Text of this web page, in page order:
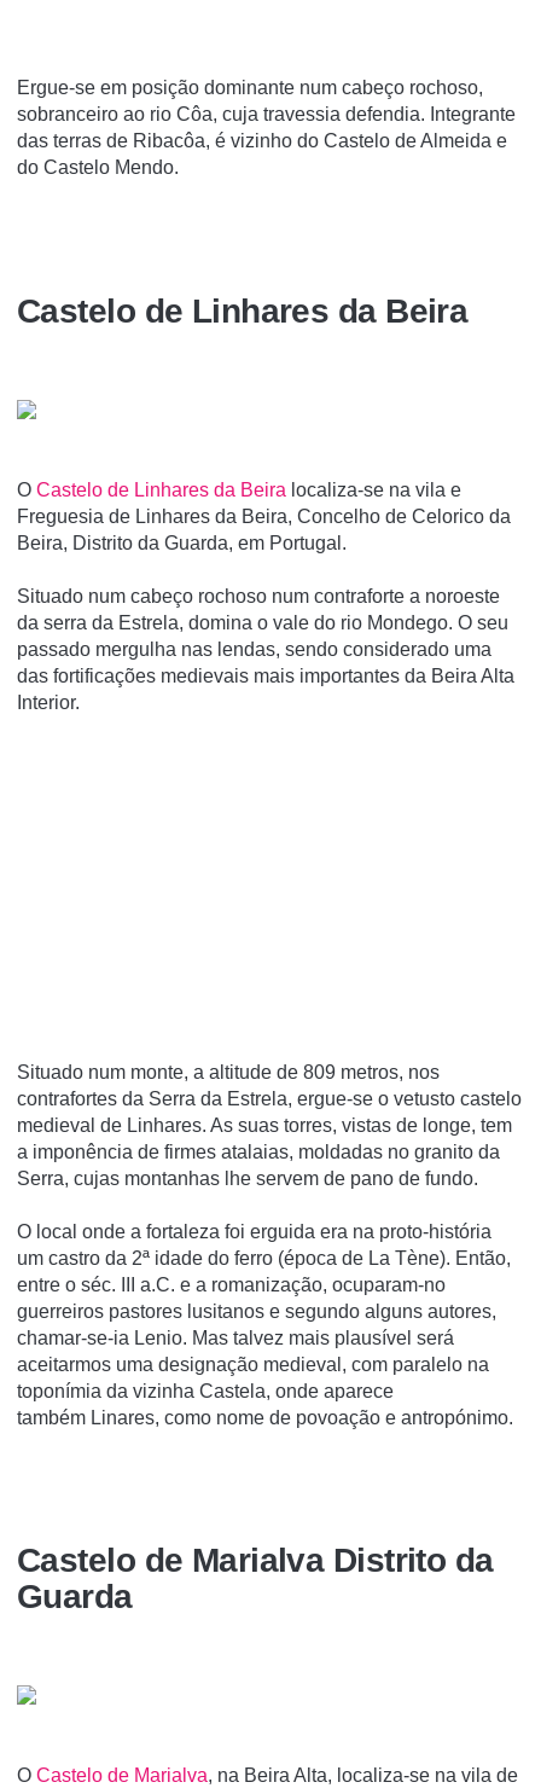
Ergue-se em posição dominante num cabeço rochoso,
sobranceiro ao rio Côa, cuja travessia defendia. Integrante
das terras de Ribacôa, é vizinho do Castelo de Almeida e
do Castelo Mendo.
Castelo de Linhares da Beira
O Castelo de Linhares da Beira localiza-se na vila e
Freguesia de Linhares da Beira, Concelho de Celorico da
Beira, Distrito da Guarda, em Portugal.
Situado num cabeço rochoso num contraforte a noroeste
da serra da Estrela, domina o vale do rio Mondego. O seu
passado mergulha nas lendas, sendo considerado uma
das fortificações medievais mais importantes da Beira Alta
Interior.
Situado num monte, a altitude de 809 metros, nos
contrafortes da Serra da Estrela, ergue-se o vetusto castelo
medieval de Linhares. As suas torres, vistas de longe, tem
a imponência de firmes atalaias, moldadas no granito da
Serra, cujas montanhas lhe servem de pano de fundo.
O local onde a fortaleza foi erguida era na proto-história
um castro da 2ª idade do ferro (época de La Tène). Então,
entre o séc. III a.C. e a romanização, ocuparam-no
guerreiros pastores lusitanos e segundo alguns autores,
chamar-se-ia Lenio. Mas talvez mais plausível será
aceitarmos uma designação medieval, com paralelo na
toponímia da vizinha Castela, onde aparece
também Linares, como nome de povoação e antropónimo.
Castelo de Marialva Distrito da
Guarda
O Castelo de Marialva, na Beira Alta, localiza-se na vila de